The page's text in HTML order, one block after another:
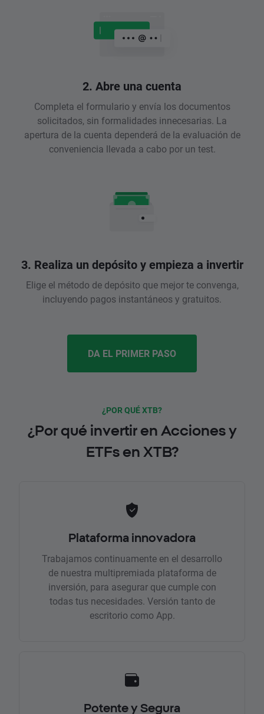
2. Abre una cuenta
Completa el formulario y envía los documentos
solicitados, sin formalidades innecesarias. La
apertura de la cuenta dependerá de la evaluación de
conveniencia llevada a cabo por un test.
3. Realiza un depósito y empieza a invertir
Elige el método de depósito que mejor te convenga,
incluyendo pagos instantáneos y gratuitos.
DA EL PRIMER PASO
¿POR QUÉ XTB?
¿Por qué invertir en Acciones y
ETFs en XTB?
Plataforma innovadora
Trabajamos continuamente en el desarrollo
de nuestra multipremiada plataforma de
inversión, para asegurar que cumple con
todas tus necesidades. Versión tanto de
escritorio como App.
Potente y Segura